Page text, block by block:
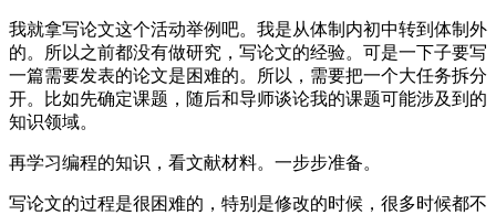
我就拿写论文这个活动举例吧。我是从体制内初中转到体制外
的。所以之前都没有做研究，写论文的经验。可是一下子要写
一篇需要发表的论文是困难的。所以，需要把一个大任务拆分
开。比如先确定课题，随后和导师谈论我的课题可能涉及到的
知识领域。
再学习编程的知识，看文献材料。一步步准备。
写论文的过程是很困难的，特别是修改的时候，很多时候都不